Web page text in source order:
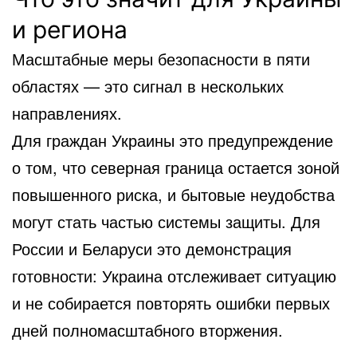
и региона
Масштабные меры безопасности в пяти
областях — это сигнал в нескольких
направлениях.
Для граждан Украины это предупреждение
о том, что северная граница остается зоной
повышенного риска, и бытовые неудобства
могут стать частью системы защиты. Для
России и Беларуси это демонстрация
готовности: Украина отслеживает ситуацию
и не собирается повторять ошибки первых
дней полномасштабного вторжения.